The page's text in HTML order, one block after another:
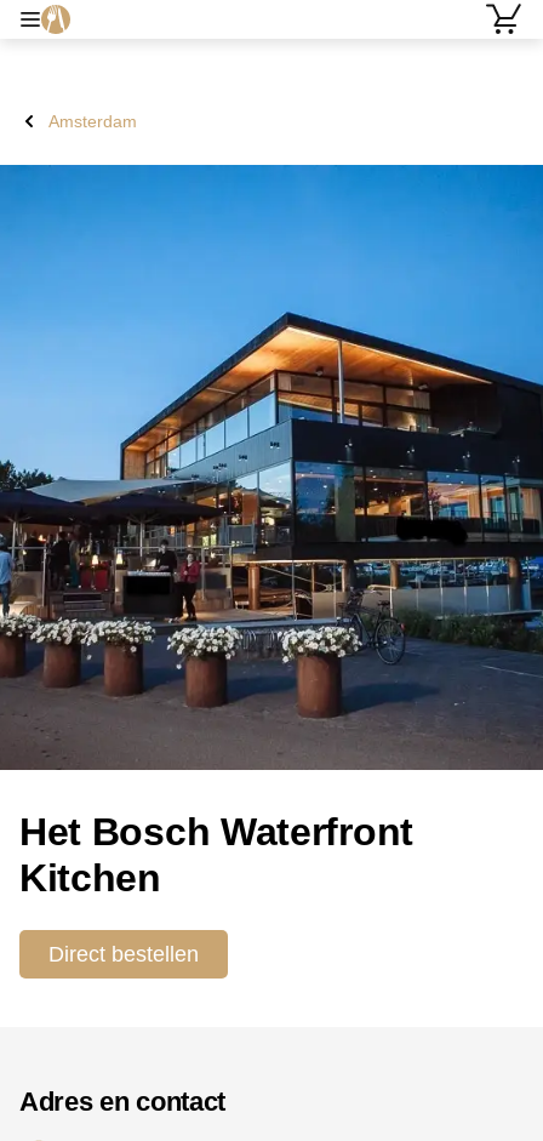
Amsterdam
Het Bosch Waterfront
Kitchen
Direct bestellen
Adres en contact